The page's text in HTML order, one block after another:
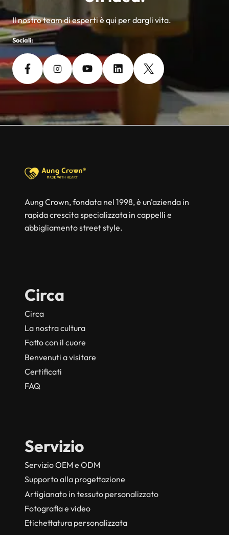
Il nostro team di esperti è qui per dargli vita.
Sociali:
Aung Crown, fondata nel 1998, è un'azienda in
rapida crescita specializzata in cappelli e
abbigliamento street style.
Circa
Circa
La nostra cultura
Fatto con il cuore
Benvenuti a visitare
Certificati
FAQ
Servizio
Servizio OEM e ODM
Supporto alla progettazione
Artigianato in tessuto personalizzato
Fotografia e video
Etichettatura personalizzata